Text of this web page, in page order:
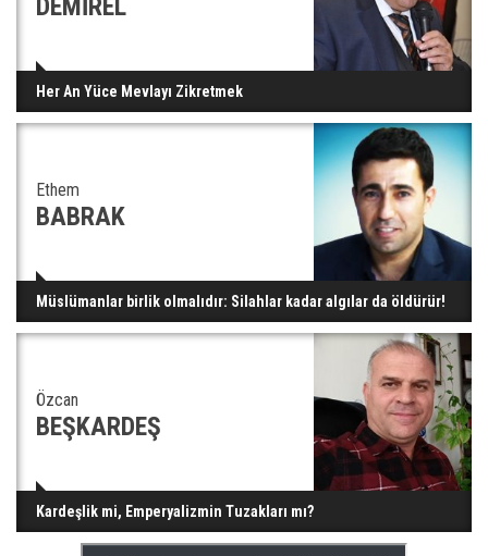
DEMİREL
Her An Yüce Mevlayı Zikretmek
Ethem
BABRAK
Müslümanlar birlik olmalıdır: Silahlar kadar algılar da öldürür!
Özcan
BEŞKARDEŞ
Kardeşlik mi, Emperyalizmin Tuzakları mı?